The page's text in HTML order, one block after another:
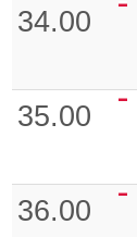
34.00
35.00
36.00